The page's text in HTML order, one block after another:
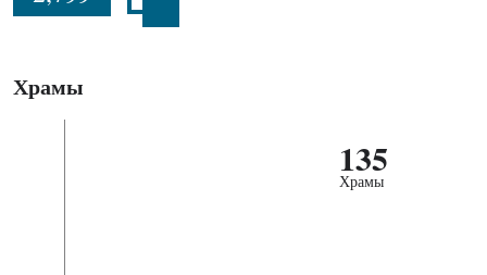
Храмы
135
Храмы